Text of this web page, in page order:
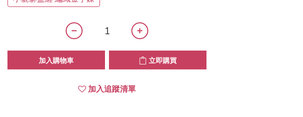
加入購物車 立即購買
加入追蹤清單